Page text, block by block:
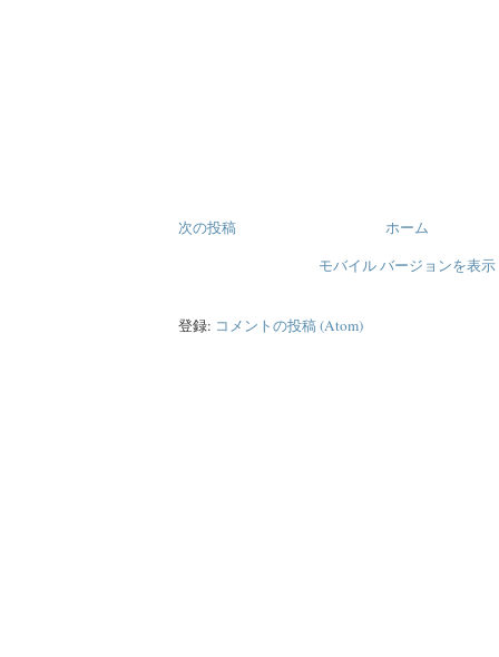
次の投稿
ホーム
モバイル バージョンを表示
登録: コメントの投稿 (Atom)